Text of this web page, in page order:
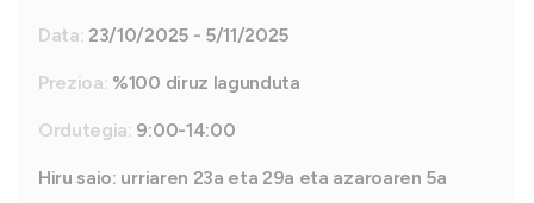
Data:23/10/2025 - 5/11/2025
Prezioa: %100 diruz lagunduta
Ordutegia: 9:00-14:00
Hiru saio: urriaren 23a eta 29a eta azaroaren 5a